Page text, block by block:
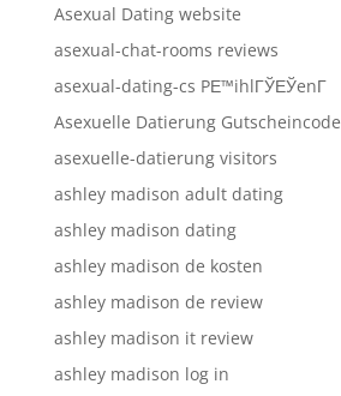
Asexual Dating website
asexual-chat-rooms reviews
asexual-dating-cs PЕ™ihlГЎЕЎenГ­
Asexuelle Datierung Gutscheincode
asexuelle-datierung visitors
ashley madison adult dating
ashley madison dating
ashley madison de kosten
ashley madison de review
ashley madison it review
ashley madison log in